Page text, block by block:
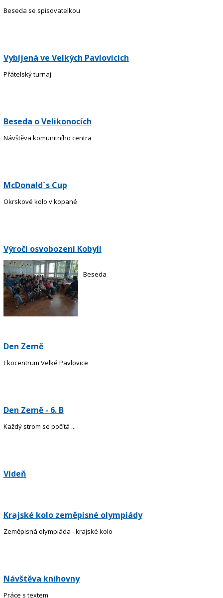
Beseda se spisovatelkou
Vybíjená ve Velkých Pavlovicích
Přátelský turnaj
Beseda o Velikonocích
Návštěva komunitního centra
McDonald´s Cup
Okrskové kolo v kopané
Výročí osvobození Kobylí
Beseda
Den Země
Ekocentrum Velké Pavlovice
Den Země - 6. B
Každý strom se počítá ...
Vídeň
Krajské kolo zeměpisné olympiády
Zeměpisná olympiáda - krajské kolo
Návštěva knihovny
Práce s textem